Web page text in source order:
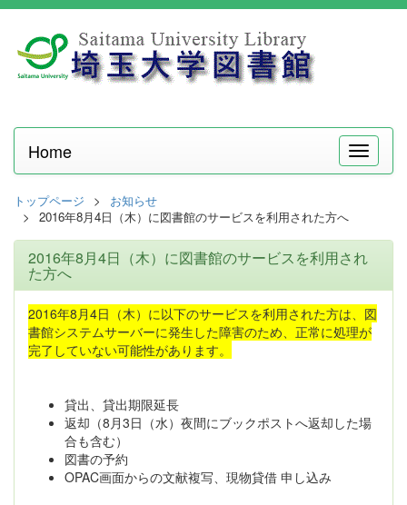
メ
ニ
Home
トップページ
お知らせ
2016年8月4日（木）に図書館のサービスを利用された方へ
2016年8月4日（木）に図書館のサービスを利用され
た方へ
2016年8月4日（木）に以下のサービスを利用された方は、図
書館システムサーバーに発生した障害のため、正常に処理が
完了していない可能性があります。
貸出、貸出期限延長
返却（8月3日（水）夜間にブックポストへ返却した場
合も含む）
図書の予約
OPAC画面からの文献複写、現物貸借 申し込み